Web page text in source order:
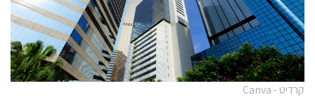
קרדיט - Canva